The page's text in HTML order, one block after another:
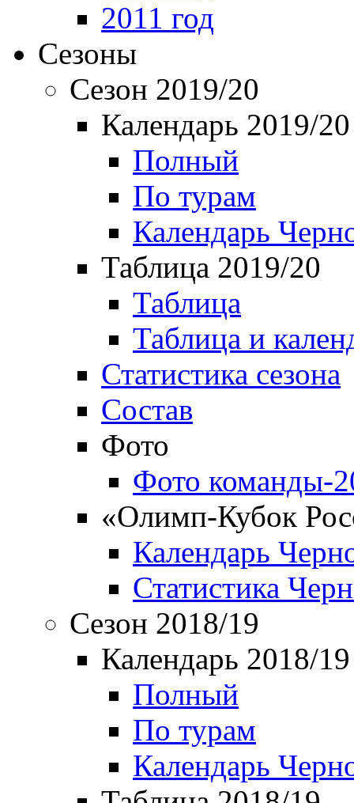
2011 год
Сезоны
Сезон 2019/20
Календарь 2019/20
Полный
По турам
Календарь
Таблица 2019/20
Таблица
Таблица и
Статистика сезона
Состав
Фото
Фото команды-
«Олимп-Кубок
Календарь
Статистика
Сезон 2018/19
Календарь 2018/19
Полный
По турам
Календарь